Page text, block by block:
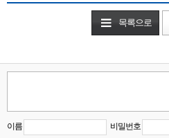
목록으로
이름 비밀번호